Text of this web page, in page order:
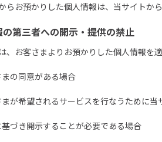
らお預かりした個人情報は、当サイトか
第三者への開示・提供の禁止
、お客さまよりお預かりした個人情報を
まの同意がある場合
まが希望されるサービスを行なうために
づき開示することが必要である場合